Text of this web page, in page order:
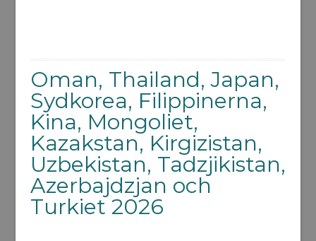
Oman, Thailand, Japan,
Sydkorea, Filippinerna,
Kina, Mongoliet,
Kazakstan, Kirgizistan,
Uzbekistan, Tadzjikistan,
Azerbajdzjan och
Turkiet 2026